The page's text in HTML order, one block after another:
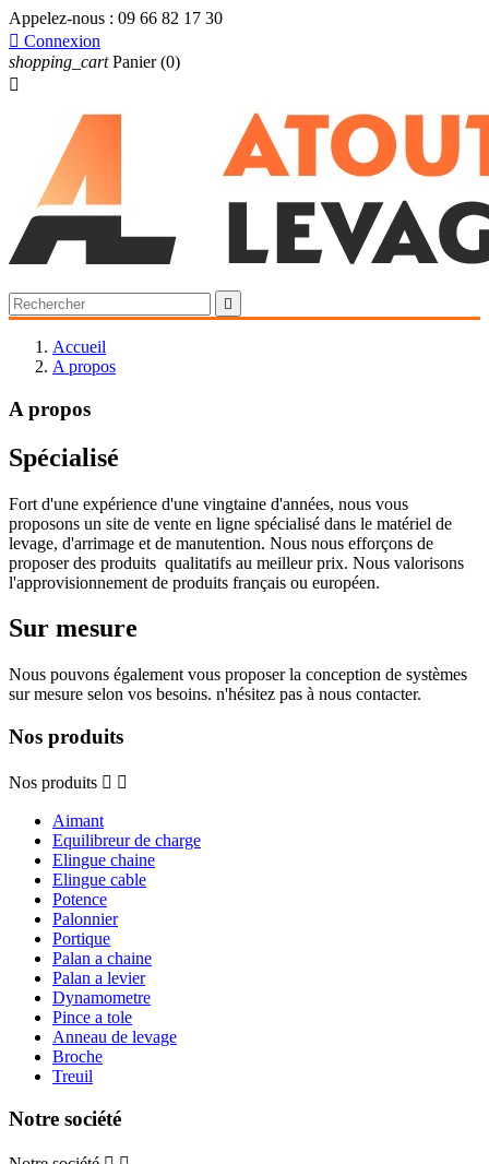
Appelez-nous : 09 66 82 17 30
 Connexion
shopping_cart Panier (0)


Accueil
A propos
A propos
Spécialisé
Fort d'une expérience d'une vingtaine d'années, nous vous
proposons un site de vente en ligne spécialisé dans le matériel de
levage, d'arrimage et de manutention. Nous nous efforçons de
proposer des produits qualitatifs au meilleur prix. Nous valorisons
l'approvisionnement de produits français ou européen.
Sur mesure
Nous pouvons également vous proposer la conception de systèmes
sur mesure selon vos besoins. n'hésitez pas à nous contacter.
Nos produits
Nos produits  
Aimant
Equilibreur de charge
Elingue chaine
Elingue cable
Potence
Palonnier
Portique
Palan a chaine
Palan a levier
Dynamometre
Pince a tole
Anneau de levage
Broche
Treuil
Notre société